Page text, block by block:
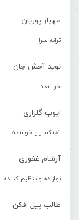
مهیار پوریان
ترانه سرا
نوید آخش جان
خواننده
ایوب گلزاری
آهنگساز و خواننده
آرشام غفوری
نوازنده و تنظیم کننده
طالب پیل افکن